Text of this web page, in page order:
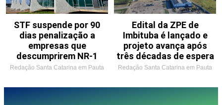
STF suspende por 90
dias penalização a
empresas que
descumprirem NR-1
Redação Santa Catarina em Pauta
Edital da ZPE de
Imbituba é lançado e
projeto avança após
três décadas de espera
Redação Santa Catarina em Pauta